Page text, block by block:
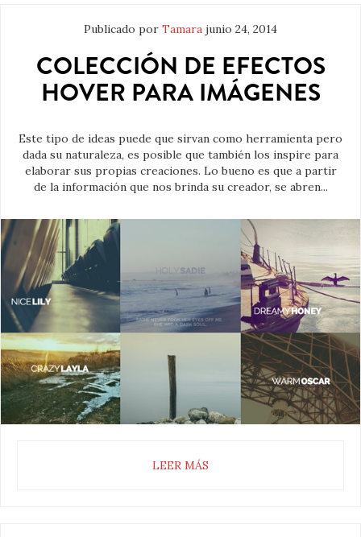
Publicado por Tamara junio 24, 2014
COLECCIÓN DE EFECTOS
HOVER PARA IMÁGENES
Este tipo de ideas puede que sirvan como herramienta pero
dada su naturaleza, es posible que también los inspire para
elaborar sus propias creaciones. Lo bueno es que a partir
de la información que nos brinda su creador, se abren...
LEER MÁS